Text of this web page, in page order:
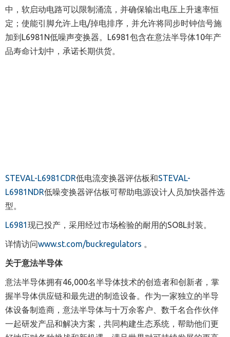
中，软启动电路可以限制涌流，并确保输出电压上升速率恒
定；使能引脚允许上电/掉电排序，并允许将同步时钟信号施
加到L6981N低噪声变换器。L6981包含在意法半导体10年产
品寿命计划中，承诺长期供货。
STEVAL-L6981CDR低电流变换器评估板和STEVAL-
L6981NDR低噪变换器评估板可帮助电源设计人员加快器件选
型。
L6981现已投产，采用经过市场检验的耐用的SO8L封装。
详情访问www.st.com/buckregulators 。
关于意法半导体
意法半导体拥有46,000名半导体技术的创造者和创新者，掌
握半导体供应链和最先进的制造设备。作为一家独立的半导
体设备制造商，意法半导体与十万余客户、数千名合作伙伴
一起研发产品和解决方案，共同构建生态系统，帮助他们更